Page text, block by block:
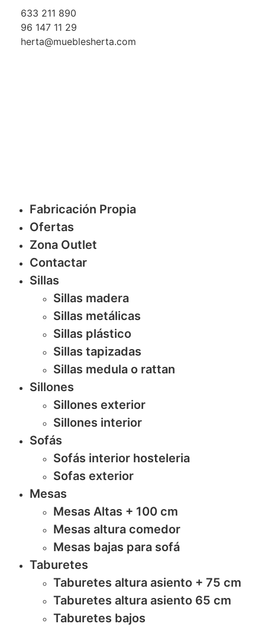
633 211 890
96 147 11 29
herta@mueblesherta.com
Fabricación Propia
Ofertas
Zona Outlet
Contactar
Sillas
Sillas madera
Sillas metálicas
Sillas plástico
Sillas tapizadas
Sillas medula o rattan
Sillones
Sillones exterior
Sillones interior
Sofás
Sofás interior hosteleria
Sofas exterior
Mesas
Mesas Altas + 100 cm
Mesas altura comedor
Mesas bajas para sofá
Taburetes
Taburetes altura asiento + 75 cm
Taburetes altura asiento 65 cm
Taburetes bajos